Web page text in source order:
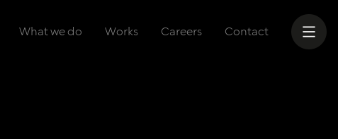
What we do Works Careers Contact